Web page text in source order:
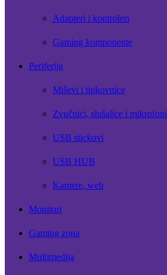
Adapteri i kontroleri
Gaming komponente
Periferija
Miševi i tipkovnice
Zvučnici, slušalice i mikrofoni
USB stickovi
USB HUB
Kamere, web
Monitori
Gaming zona
Multimedija